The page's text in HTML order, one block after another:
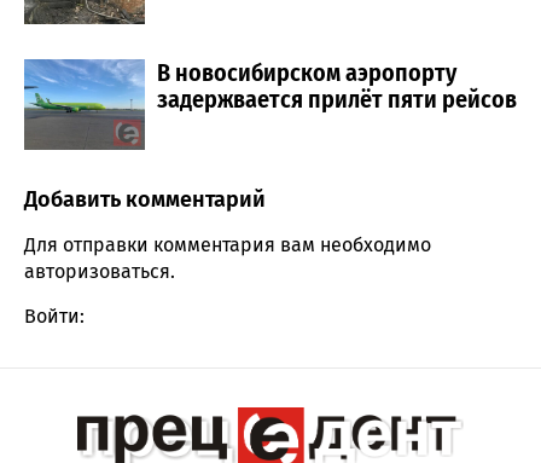
В новосибирском аэропорту
задержвается прилёт пяти рейсов
Comment section
Добавить комментарий
Для отправки комментария вам необходимо
авторизоваться.
Войти: